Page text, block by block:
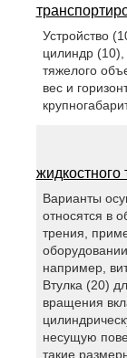
Устройство
цилиндр
тяжелого
вес и
жидкостного
Варианты
относятся в
трения,
например,
Втулка (20)
вращения
несущую
такие